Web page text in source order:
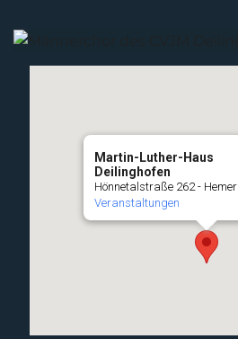
Martin-Luther-Haus
Deilinghofen
Hönnetalstraße 262 - Hemer
Veranstaltungen